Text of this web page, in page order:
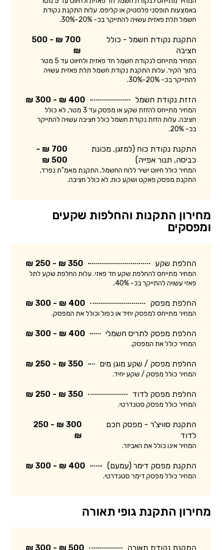
באמצעות תופסני פלסטיק או קליפס. עלות התקנת נקודת
חשמל תלת פאזית עשויה להתייקר בכ- 20%-30%.
התקנת נקודת חשמל - כולל
חציבה
700 ₪ - 500
₪
המחיר מתייחס לנקודת חשמל חד פאזית ולחיווט עד 5 מטר
בתוך הקיר. עלות התקנת נקודת חשמל תלת פאזית עשויה
להתייקר בכ- 20%-30%.
הזזת נקודת חשמל 400 ₪ - 300 ₪
המחיר מתייחס להזזת שקע או מפסק עד 3 מטר, לא כולל
חציבה. עלות הזזת נקודת חשמל כולל חציבה עשויה להתייקר
בכ- 20%.
התקנת נקודת כוח (למזגן, מכונת
כביסה, תנור אפייה)
700 ₪ -
500 ₪
המחיר כולל חיווט ישיר ללוח החשמל, התקנת מאמ"ת נפרד,
התקנת מפסק פאקט ושקע כוח, לא כולל חציבה.
מחירון התקנות והחלפות שקעים
ומפסקים
החלפת שקע 350 ₪ - 250 ₪
המחיר מתייחס להחלפת שקע חד פאזי. עלות החלפת שקע לתל
פאזי עשויה להתייקר בכ- 40%.
החלפת מפסק 400 ₪ - 300 ₪
המחיר מתייחס למפסק יחיד או כפול וכולל את המפסק.
החלפת מפסק לתריס חשמלי 400 ₪ - 300 ₪
המחיר כולל את המפסק.
החלפת מפסק / שקע מוגן מים 350 ₪ - 250 ₪
המחיר כולל מפסק / שקע יחיד.
החלפת מפסק לדוד 350 ₪ - 250 ₪
המחיר כולל מפסק סטנדרטי.
התקנת סוויצ'ר - מפסק חכם
לדוד
300 ₪ - 250
₪
המחיר אינו כולל את האביזר.
התקנת מפסק דימר (עמעם) 400 ₪ - 300 ₪
המחיר כולל מפסק דימר סטנדרטי.
מחירון התקנת גופי תאורה
התקנת נקודת תאורה 500 ₪ - 300 ₪